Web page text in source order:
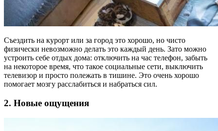
Съездить на курорт или за город это хорошо, но чисто
физически невозможно делать это каждый день. Зато можно
устроить себе отдых дома: отключить на час телефон, забыть
на некоторое время, что такое социальные сети, выключить
телевизор и просто полежать в тишине. Это очень хорошо
помогает мозгу расслабиться и набраться сил.
2. Новые ощущения